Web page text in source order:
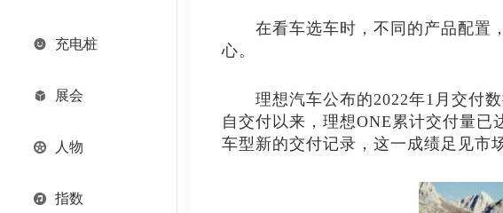
充电桩
展会
人物
指数
在看车选车时，不同的产品配置，
心。
理想汽车公布的2022年1月交付数
自交付以来，理想ONE累计交付量已
车型新的交付记录，这一成绩足见市